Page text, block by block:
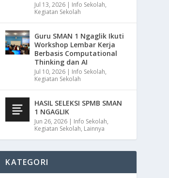
Jul 13, 2026 | Info Sekolah,
Kegiatan Sekolah
Guru SMAN 1 Ngaglik Ikuti
Workshop Lembar Kerja
Berbasis Computational
Thinking dan AI
Jul 10, 2026 | Info Sekolah,
Kegiatan Sekolah
HASIL SELEKSI SPMB SMAN
1 NGAGLIK
Jun 26, 2026 | Info Sekolah,
Kegiatan Sekolah, Lainnya
KATEGORI